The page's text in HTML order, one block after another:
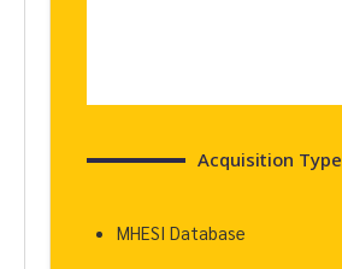
Acquisition Type
MHESI Database